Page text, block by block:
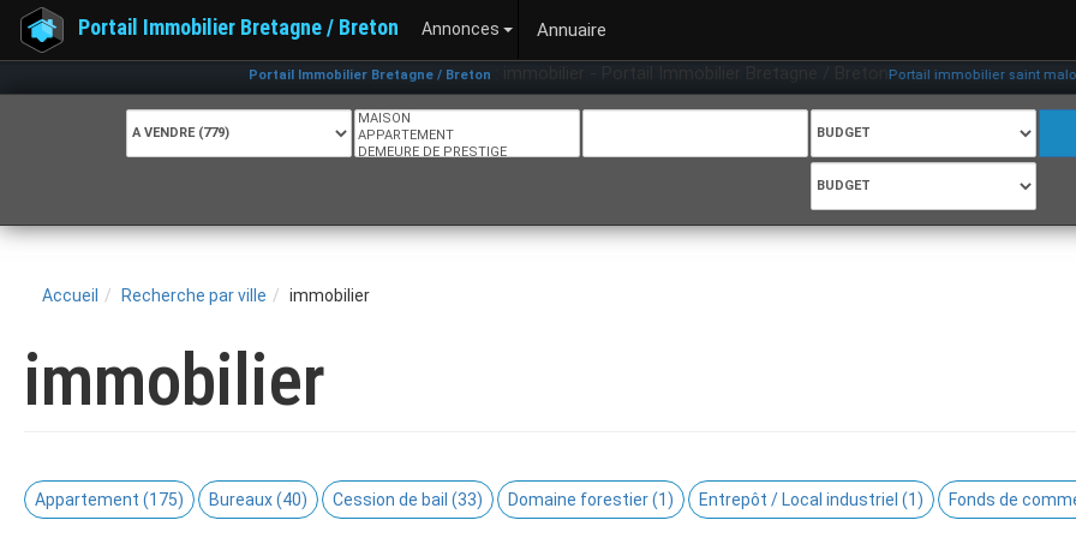
Portail Immobilier Bretagne / Breton: immobilier - Portail Immobilier Bretagne / Breton Portail immobilier saint malo ,Portail
Portail Immobilier Bretagne / Breton Annonces Annuaire
Accueil Recherche par ville immobilier
immobilier
Appartement (175) Bureaux (40) Cession de bail (33) Domaine forestier (1) Entrepôt / Local industriel (1) Fonds de